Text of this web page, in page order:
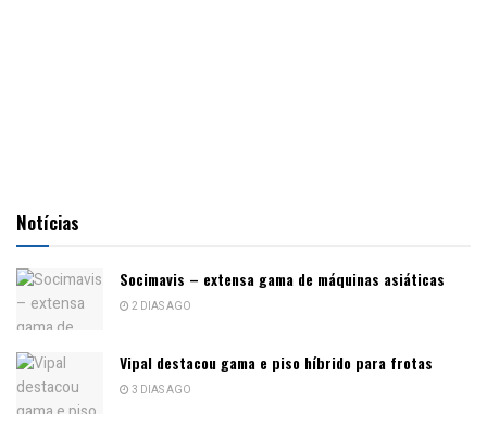
Notícias
Socimavis – extensa gama de máquinas asiáticas
2 DIAS AGO
Vipal destacou gama e piso híbrido para frotas
3 DIAS AGO